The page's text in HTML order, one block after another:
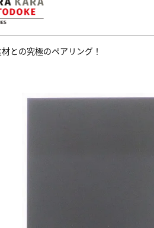
との究極のペアリング！